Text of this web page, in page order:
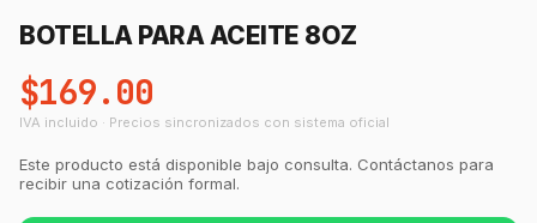
BOTELLA PARA ACEITE 8OZ
$169.00
IVA incluido · Precios sincronizados con sistema oficial
Este producto está disponible bajo consulta. Contáctanos para
recibir una cotización formal.
Asesor Chef Online